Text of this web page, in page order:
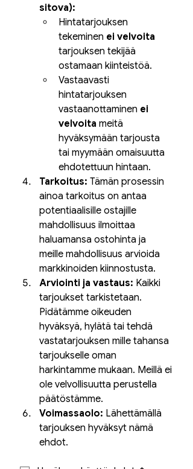
sitova):
Hintatarjouksen
tekeminen ei velvoita
tarjouksen tekijää
ostamaan kiinteistöä.
Vastaavasti
hintatarjouksen
vastaanottaminen ei
velvoita meitä
hyväksymään tarjousta
tai myymään omaisuutta
ehdotettuun hintaan.
Tarkoitus: Tämän prosessin
ainoa tarkoitus on antaa
potentiaalisille ostajille
mahdollisuus ilmoittaa
haluamansa ostohinta ja
meille mahdollisuus arvioida
markkinoiden kiinnostusta.
Arviointi ja vastaus: Kaikki
tarjoukset tarkistetaan.
Pidätämme oikeuden
hyväksyä, hylätä tai tehdä
vastatarjouksen mille tahansa
tarjoukselle oman
harkintamme mukaan. Meillä ei
ole velvollisuutta perustella
päätöstämme.
Voimassaolo: Lähettämällä
tarjouksen hyväksyt nämä
ehdot.